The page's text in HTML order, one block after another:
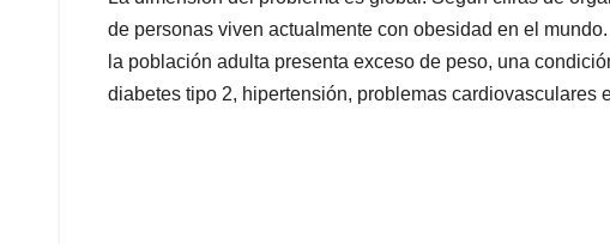
de personas viven actualmente con obesidad en el
la población adulta presenta exceso de peso, una
diabetes tipo 2, hipertensión, problemas cardiovasculares